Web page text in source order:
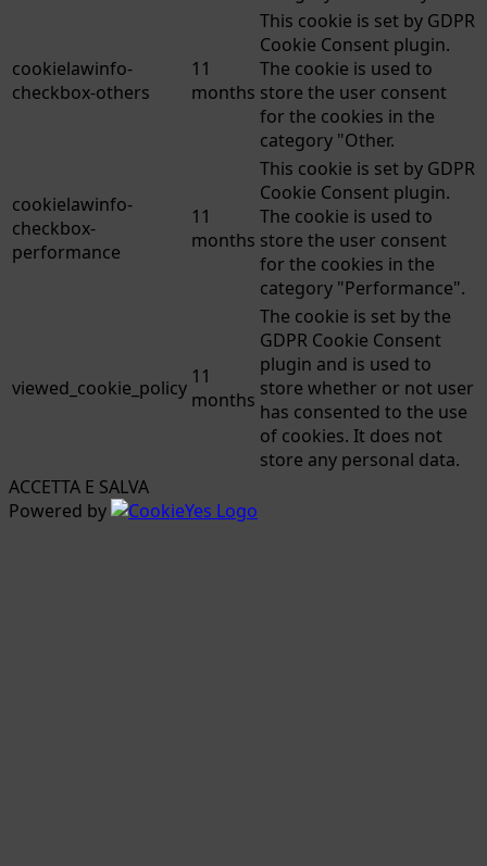
cookielawinfo-
checkbox-others
11
months
This cookie is set by GDPR
Cookie Consent plugin.
The cookie is used to
store the user consent
for the cookies in the
category "Other.
cookielawinfo-
checkbox-
performance
11
months
This cookie is set by GDPR
Cookie Consent plugin.
The cookie is used to
store the user consent
for the cookies in the
category "Performance".
viewed_cookie_policy 11
months
The cookie is set by the
GDPR Cookie Consent
plugin and is used to
store whether or not user
has consented to the use
of cookies. It does not
store any personal data.
ACCETTA E SALVA
Powered by